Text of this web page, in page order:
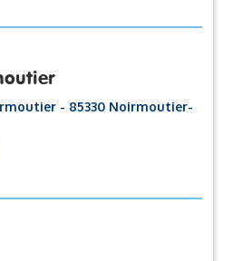
- 85330 Noirmoutier-